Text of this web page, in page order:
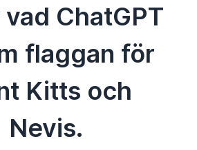
ChatGPT
flaggan för
Kitts och
Nevis.